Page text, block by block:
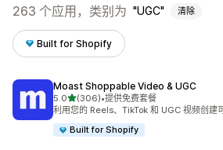
263 个应用，类别为 UGC 清除
Built for Shopify
Moast Shoppable Video & UGC
5.0星（满分 5 星）
(306)
总共 306 条评论
•提供免费套餐
利用您的 Reels、TikTok 和 UGC 视频创建
Built for Shopify